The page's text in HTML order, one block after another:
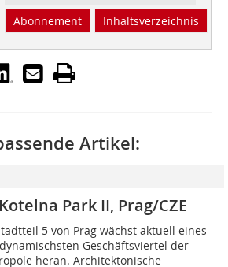
Abonnement Inhaltsverzeichnis
Artikel:
Park II, Prag/CZE
5 von Prag wächst aktuell eines
Geschäftsviertel der
heran. Architektonische